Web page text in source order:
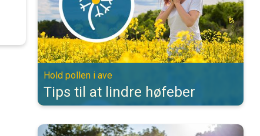
Hold pollen i ave
Tips til at lindre høfeber
Er du ramt af høfeber om efteråret?. Sporer og pollen. . .